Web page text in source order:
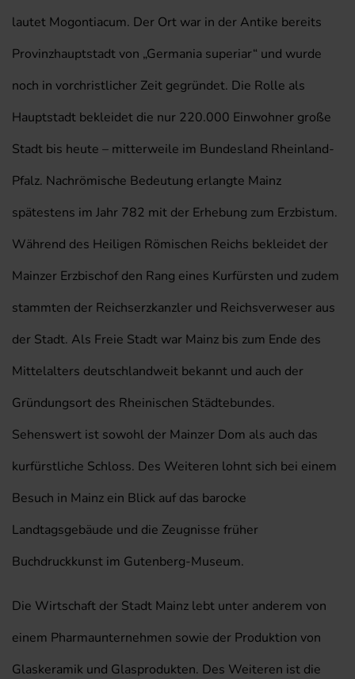
lautet Mogontiacum. Der Ort war in der Antike bereits
Provinzhauptstadt von „Germania superiar“ und wurde
noch in vorchristlicher Zeit gegründet. Die Rolle als
Hauptstadt bekleidet die nur 220.000 Einwohner große
Stadt bis heute – mitterweile im Bundesland Rheinland-
Pfalz. Nachrömische Bedeutung erlangte Mainz
spätestens im Jahr 782 mit der Erhebung zum Erzbistum.
Während des Heiligen Römischen Reichs bekleidet der
Mainzer Erzbischof den Rang eines Kurfürsten und zudem
stammten der Reichserzkanzler und Reichsverweser aus
der Stadt. Als Freie Stadt war Mainz bis zum Ende des
Mittelalters deutschlandweit bekannt und auch der
Gründungsort des Rheinischen Städtebundes.
Sehenswert ist sowohl der Mainzer Dom als auch das
kurfürstliche Schloss. Des Weiteren lohnt sich bei einem
Besuch in Mainz ein Blick auf das barocke
Landtagsgebäude und die Zeugnisse früher
Buchdruckkunst im Gutenberg-Museum.
Die Wirtschaft der Stadt Mainz lebt unter anderem von
einem Pharmaunternehmen sowie der Produktion von
Glaskeramik und Glasprodukten. Des Weiteren ist die